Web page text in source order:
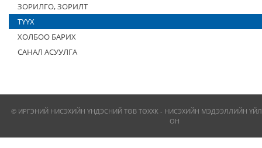
ЗОРИЛГО, ЗОРИЛТ
ТҮҮХ
ХОЛБОО БАРИХ
САНАЛ АСУУЛГА
© ИРГЭНИЙ НИСЭХИЙН ҮНДЭСНИЙ ТӨВ ТӨХХК - НИСЭХИЙН МЭДЭЭЛЛИЙН
ОН